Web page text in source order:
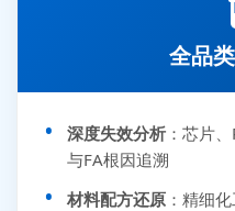
全品
深度失效分析 ：芯片
与FA根因追溯
材料配方还原 ：精细